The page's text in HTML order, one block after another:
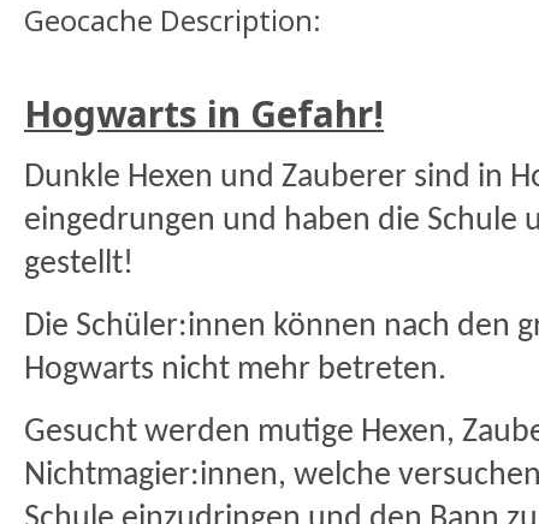
Geocache Description:
Hogwarts in Gefahr!
Dunkle Hexen und Zauberer sind in
eingedrungen und haben die Schule
gestellt!
Die Schüler:innen können nach den
Hogwarts nicht mehr betreten.
Gesucht werden mutige Hexen,
Nichtmagier:innen, welche